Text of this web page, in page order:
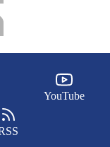
YouTube